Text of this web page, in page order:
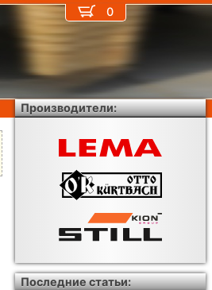
0
Производители:
Последние статьи: